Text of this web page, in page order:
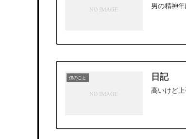
男の精神
僕のこと 日記
高いけど上